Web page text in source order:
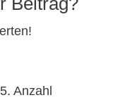
Anzahl